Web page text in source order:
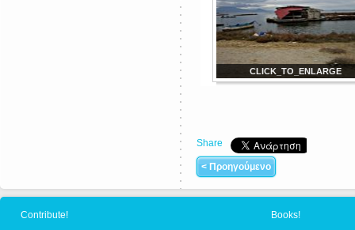
CLICK_TO_ENLARGE
Share
< Προηγούμενο
Contribute! Books!